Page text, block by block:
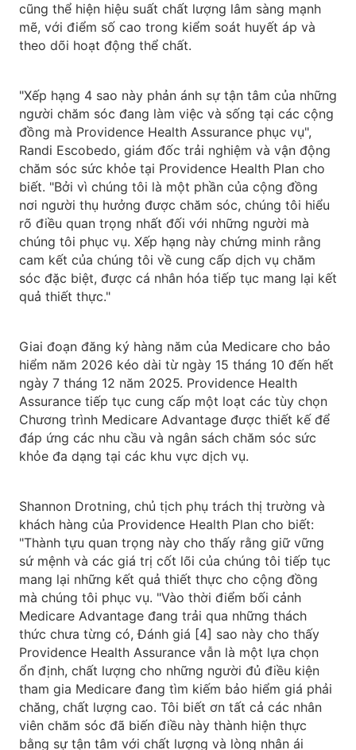
cũng thể hiện hiệu suất chất lượng lâm sàng mạnh
mẽ, với điểm số cao trong kiểm soát huyết áp và
theo dõi hoạt động thể chất.
"Xếp hạng 4 sao này phản ánh sự tận tâm của những
người chăm sóc đang làm việc và sống tại các cộng
đồng mà Providence Health Assurance phục vụ",
Randi Escobedo, giám đốc trải nghiệm và vận động
chăm sóc sức khỏe tại Providence Health Plan cho
biết. "Bởi vì chúng tôi là một phần của cộng đồng
nơi người thụ hưởng được chăm sóc, chúng tôi hiểu
rõ điều quan trọng nhất đối với những người mà
chúng tôi phục vụ. Xếp hạng này chứng minh rằng
cam kết của chúng tôi về cung cấp dịch vụ chăm
sóc đặc biệt, được cá nhân hóa tiếp tục mang lại kết
quả thiết thực."
Giai đoạn đăng ký hàng năm của Medicare cho bảo
hiểm năm 2026 kéo dài từ ngày 15 tháng 10 đến hết
ngày 7 tháng 12 năm 2025. Providence Health
Assurance tiếp tục cung cấp một loạt các tùy chọn
Chương trình Medicare Advantage được thiết kế để
đáp ứng các nhu cầu và ngân sách chăm sóc sức
khỏe đa dạng tại các khu vực dịch vụ.
Shannon Drotning, chủ tịch phụ trách thị trường và
khách hàng của Providence Health Plan cho biết:
"Thành tựu quan trọng này cho thấy rằng giữ vững
sứ mệnh và các giá trị cốt lõi của chúng tôi tiếp tục
mang lại những kết quả thiết thực cho cộng đồng
mà chúng tôi phục vụ. "Vào thời điểm bối cảnh
Medicare Advantage đang trải qua những thách
thức chưa từng có, Đánh giá [4] sao này cho thấy
Providence Health Assurance vẫn là một lựa chọn
ổn định, chất lượng cho những người đủ điều kiện
tham gia Medicare đang tìm kiếm bảo hiểm giá phải
chăng, chất lượng cao. Tôi biết ơn tất cả các nhân
viên chăm sóc đã biến điều này thành hiện thực
bằng sự tận tâm với chất lượng và lòng nhân ái